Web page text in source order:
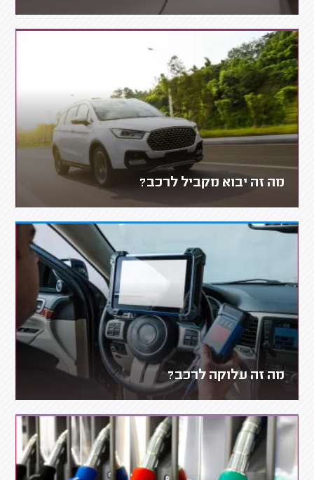
מה זה יבוא מקביל לרכב?
מה זה עלוקה לרכב?